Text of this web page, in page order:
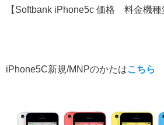
【Softbank iPhone5c 価格 料金機種
iPhone5C新規/MNPのかたはこちら